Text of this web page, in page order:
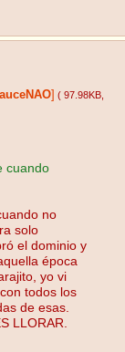
( 97.98KB
cuando
no
solo
el dominio y
época
yo vi
todos los
de esas.
LLORAR.